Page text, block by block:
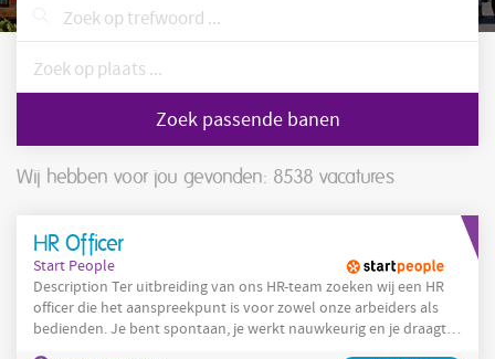
Zoek passende banen
Wij hebben voor jou gevonden: 8538 vacatures
HR Officer
Start People
Description Ter uitbreiding van ons HR-team zoeken wij een HR
officer die het aanspreekpunt is voor zowel onze arbeiders als
bedienden. Je bent spontaan, je werkt nauwkeurig en je draagt